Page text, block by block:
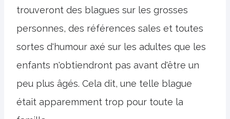
trouveront des blagues sur les grosses
personnes, des références sales et toutes
sortes d'humour axé sur les adultes que les
enfants n'obtiendront pas avant d'être un
peu plus âgés. Cela dit, une telle blague
était apparemment trop pour toute la